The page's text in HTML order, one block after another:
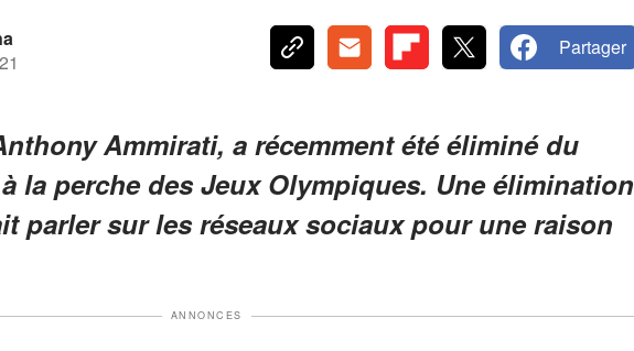
Partager
Ammirati, a récemment été éliminé du
la perche des Jeux Olympiques. Une élimination
parler sur les réseaux sociaux pour une raison
ANNONCES